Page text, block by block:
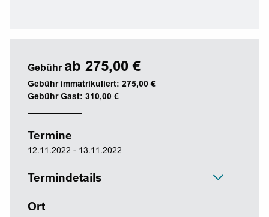
Gebühr ab 275,00 €
Gebühr immatrikuliert: 275,00 €
Gebühr Gast: 310,00 €
Termine
12.11.2022 - 13.11.2022
Termindetails
Ort